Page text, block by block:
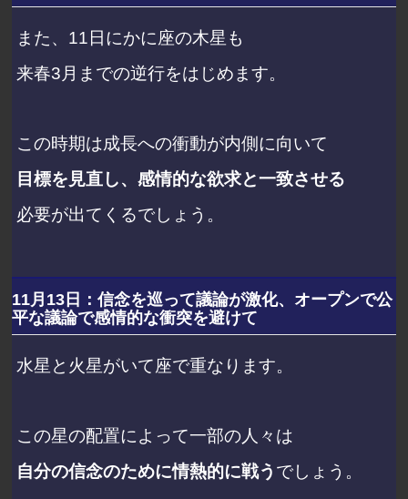
また、11日にかに座の木星も
来春3月までの逆行をはじめます。
この時期は成長への衝動が内側に向いて
目標を見直し、感情的な欲求と一致させる
必要が出てくるでしょう。
11月13日：信念を巡って議論が激化、オープンで公
平な議論で感情的な衝突を避けて
水星と火星がいて座で重なります。
この星の配置によって一部の人々は
自分の信念のために情熱的に戦う でしょう。